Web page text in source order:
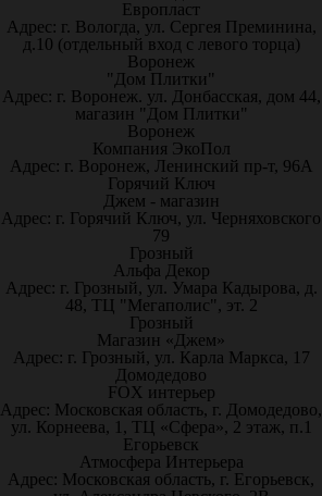
Европласт
Адрес: г. Вологда, ул. Сергея Преминина,
д.10 (отдельный вход с левого торца)
Воронеж
"Дом Плитки"
Адрес: г. Воронеж. ул. Донбасская, дом 44,
магазин "Дом Плитки"
Воронеж
Компания ЭкоПол
Адрес: г. Воронеж, Ленинский пр-т, 96А
Горячий Ключ
Джем - магазин
Адрес: г. Горячий Ключ, ул. Черняховского
79
Грозный
Альфа Декор
Адрес: г. Грозный, ул. Умара Кадырова, д.
48, ТЦ "Мегаполис", эт. 2
Грозный
Магазин «Джем»
Адрес: г. Грозный, ул. Карла Маркса, 17
Домодедово
FOX интерьер
Адрес: Московская область, г. Домодедово,
ул. Корнеева, 1, ТЦ «Сфера», 2 этаж, п.1
Егорьевск
Атмосфера Интерьера
Адрес: Московская область, г. Егорьевск,